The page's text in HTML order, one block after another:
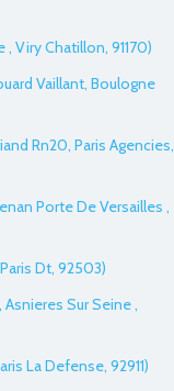
, Viry Chatillon, 91170)
Vaillant, Boulogne
Rn20, Paris Agencies,
Porte De Versailles ,
Dt, 92503)
Asnieres Sur Seine ,
La Defense, 92911)